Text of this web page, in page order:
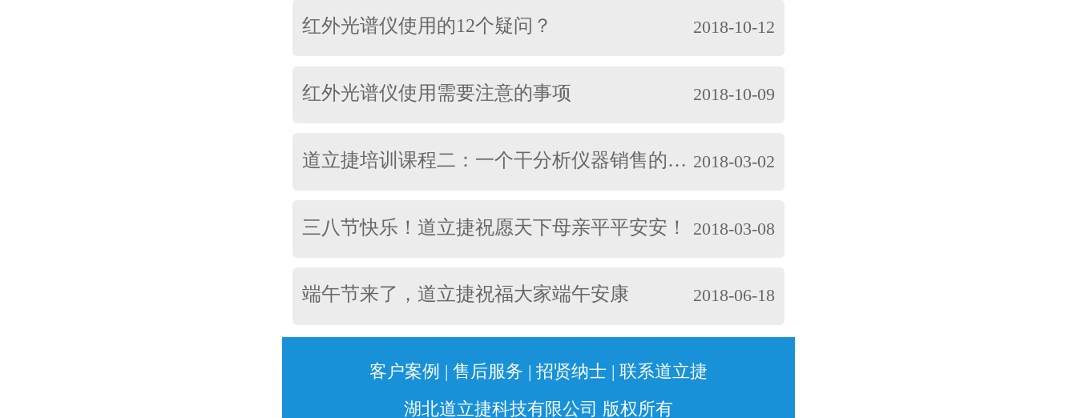
进行光度滴定，极化滴定,容量法卡氏水分滴定和
现大量样品的自动化测量，还能提高分析的重复
声：“每当咨询道立捷科技时，你们总能给出有效
仪器仪表公司更灵活变通。道立捷科技经常进行
对客户而言确是难能可贵。” 电位滴定仪点击咨
非常感谢您对我们产品的关注，咨询电话133171
40991。
满足我们的需要与要求。最令我们印象深刻的是
对于我们必须做出紧急决定及掌握市场商机至关
会一而再再而三的与道立捷科技合作，这是对道
是没有决定好的，道立捷科技将会是您值得依赖
系我们网页右侧的在线客服，或致电：13317140
作!
仪器受潮而影响使用寿命，红外实验室应经常保
次，每次半天，同时开除湿机除湿。特别是霉雨
光朿型傅里叶红外分光光度计(目前应用最多)，
实验室里的CO2含量不能太高，因此实验室里的
意适当通风换气。4、红外光谱测定最常用的试样
0%以上用此法)，因此为减少对测定的影响，所
级。使用前应适当研细(200目以下)，并在120℃
以上烘4小时以上后置干燥器中备用。如发现结
2018-10-12
红外光谱仪使用的12个疑问？
2018-10-09
红外光谱仪使用需要注意的事项
2018-03-02
道立捷培训课程二：一个干分析仪器销售的，要具备以下条件，你懂的
2018-03-08
三八节快乐！道立捷祝愿天下母亲平平安安！
2018-06-18
端午节来了，道立捷祝福大家端午安康
客户案例 | 售后服务 | 招贤纳士 | 联系道立捷
湖北道立捷科技有限公司 版权所有